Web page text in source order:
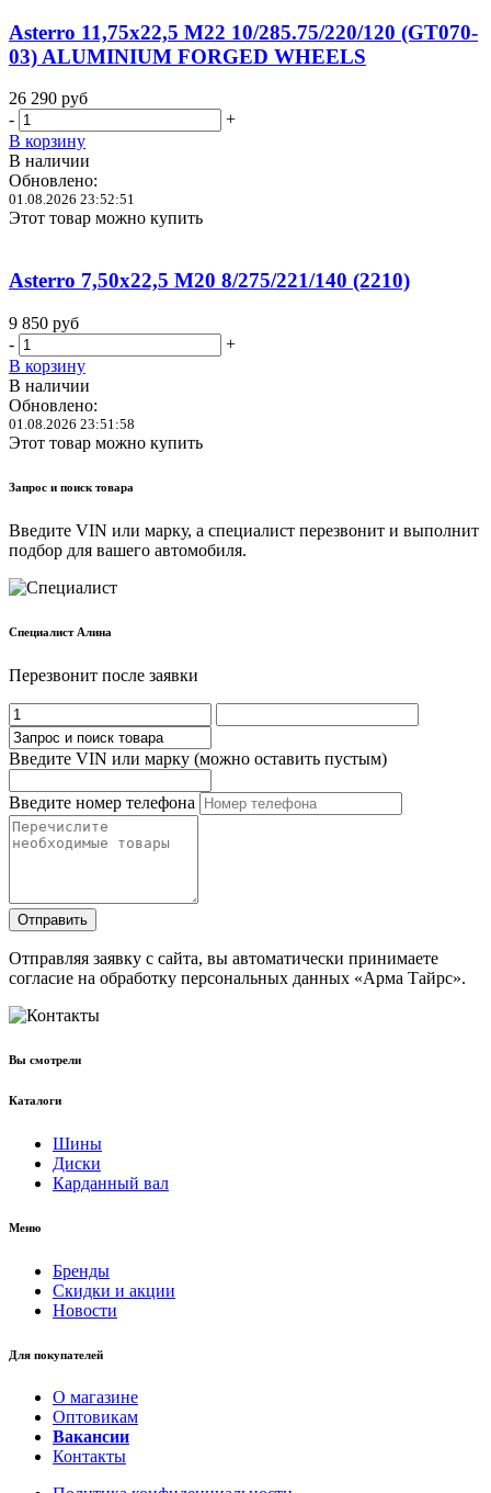
Asterro 11,75x22,5 M22 10/285.75/220/120 (GT070-
03) ALUMINIUM FORGED WHEELS
26 290 руб
-
+
В корзину
В наличии
Обновлено:
01.08.2026 23:52:51
Этот товар можно купить
Asterro 7,50x22,5 M20 8/275/221/140 (2210)
9 850 руб
-
+
В корзину
В наличии
Обновлено:
01.08.2026 23:51:58
Этот товар можно купить
Запрос и поиск товара
Введите VIN или марку, а специалист перезвонит и выполнит
подбор для вашего автомобиля.
Cпециалист Алина
Перезвонит после заявки
Введите VIN или марку (можно оставить пустым)
Введите номер телефона
Отправить
Отправляя заявку с сайта, вы автоматически принимаете
согласие на обработку персональных данных «Арма Тайрс».
Вы смотрели
Каталоги
Шины
Диски
Карданный вал
Меню
Бренды
Скидки и акции
Новости
Для покупателей
О магазине
Оптовикам
Вакансии
Контакты